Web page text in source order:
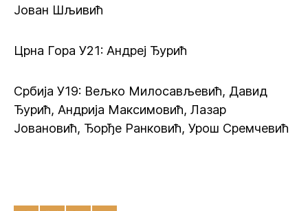
Јован Шљивић
Црна Гора У21: Андреј Ђурић
Србија У19: Вељко Милосављевић, Давид
Ђурић, Андрија Максимовић, Лазар
Јовановић, Ђорђе Ранковић, Урош Сремчевић